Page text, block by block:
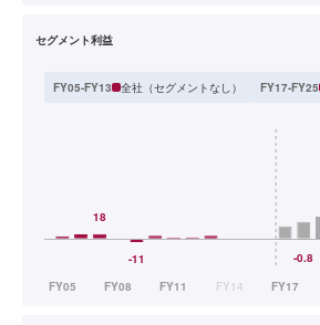
セグメント利益
FY05-FY13 全社（セグメントなし） FY17-FY25